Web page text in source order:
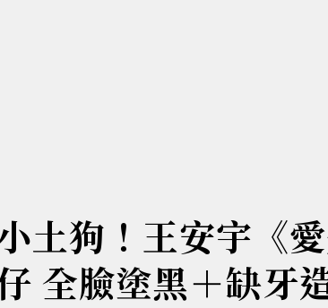
土狗！王安宇《
全臉塗黑＋缺牙